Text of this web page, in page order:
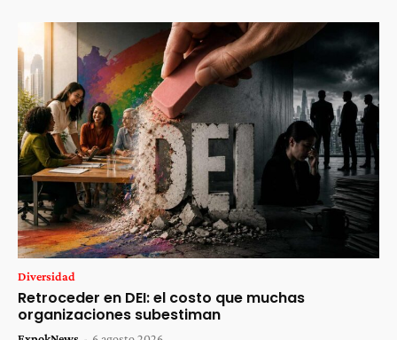
Diversidad
Retroceder en DEI: el costo que muchas
organizaciones subestiman